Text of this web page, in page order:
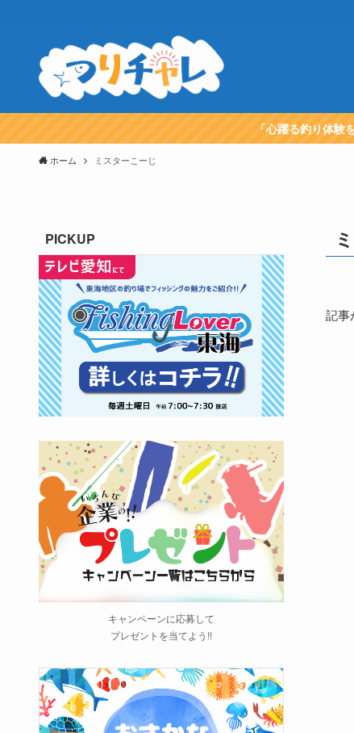
「心躍る釣り体験
ホーム ミスターこーじ
記事
PICKUP
キャンペーンに応募して
プレゼントを当てよう!!